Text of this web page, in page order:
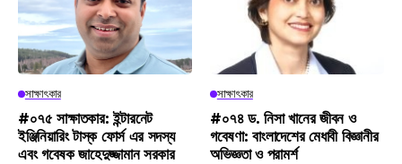
সাক্ষাৎকার
#০৭৫ সাক্ষাতকার: ইন্টারনেট
ইঞ্জিনিয়ারিং টাস্ক ফোর্স এর সদস্য
এবং গবেষক জাহেদুজ্জামান সরকার
সাক্ষাৎকার
#০৭৪ ড. নিসা খানের জীবন ও
গবেষণা: বাংলাদেশের মেধাবী বিজ্ঞানীর
অভিজ্ঞতা ও পরামর্শ